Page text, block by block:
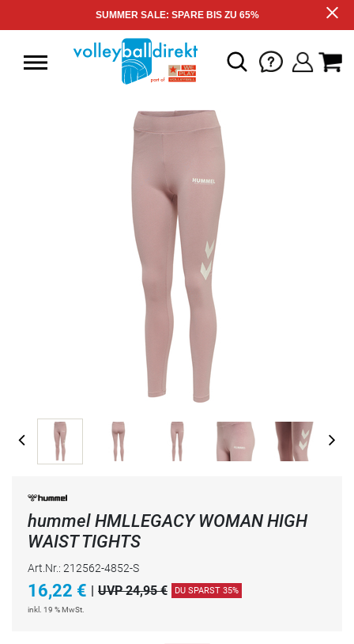
SUMMER SALE: SPARE BIS ZU 65%
hummel HMLLEGACY WOMAN HIGH
WAIST TIGHTS
Art.Nr.: 212562-4852-S
16,22 € | UVP 24,95 € DU SPARST 35%
inkl. 19 % MwSt.